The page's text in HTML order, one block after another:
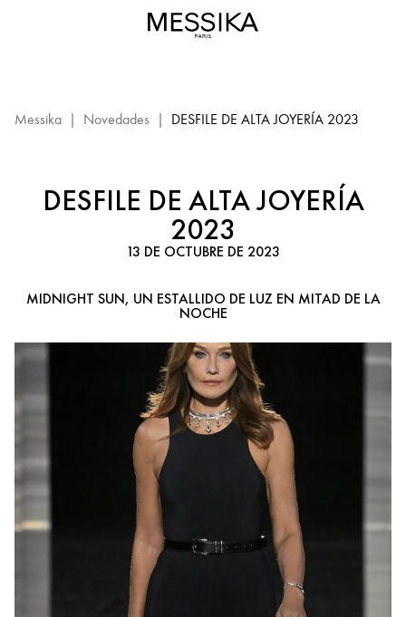
Messika
Messika | Novedades | DESFILE DE ALTA JOYERÍA 2023
DESFILE DE ALTA JOYERÍA
2023
13 DE OCTUBRE DE 2023
MIDNIGHT SUN, UN ESTALLIDO DE LUZ EN MITAD DE LA
NOCHE